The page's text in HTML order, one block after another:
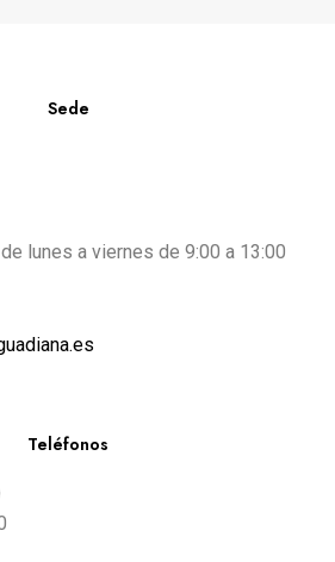
Sede
lunes a viernes de 9:00 a 13:00
Teléfonos